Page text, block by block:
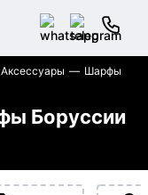
Аксессуары Шарфы
Боруссии